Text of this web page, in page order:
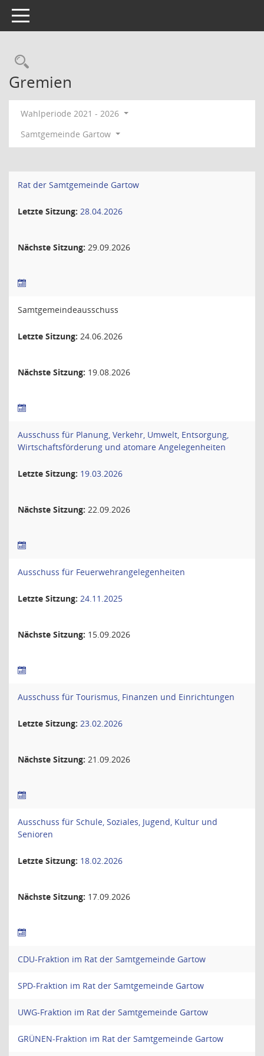
Toggle navigation
Rechercheauswahl
Gremien
Wahlperiode 2021 - 2026
Samtgemeinde Gartow
Rat der Samtgemeinde Gartow
Letzte Sitzung: 28.04.2026
Nächste Sitzung: 29.09.2026
Samtgemeindeausschuss
Letzte Sitzung: 24.06.2026
Nächste Sitzung: 19.08.2026
Ausschuss für Planung, Verkehr, Umwelt, Entsorgung,
Wirtschaftsförderung und atomare Angelegenheiten
Letzte Sitzung: 19.03.2026
Nächste Sitzung: 22.09.2026
Ausschuss für Feuerwehrangelegenheiten
Letzte Sitzung: 24.11.2025
Nächste Sitzung: 15.09.2026
Ausschuss für Tourismus, Finanzen und Einrichtungen
Letzte Sitzung: 23.02.2026
Nächste Sitzung: 21.09.2026
Ausschuss für Schule, Soziales, Jugend, Kultur und
Senioren
Letzte Sitzung: 18.02.2026
Nächste Sitzung: 17.09.2026
CDU-Fraktion im Rat der Samtgemeinde Gartow
SPD-Fraktion im Rat der Samtgemeinde Gartow
UWG-Fraktion im Rat der Samtgemeinde Gartow
GRÜNEN-Fraktion im Rat der Samtgemeinde Gartow